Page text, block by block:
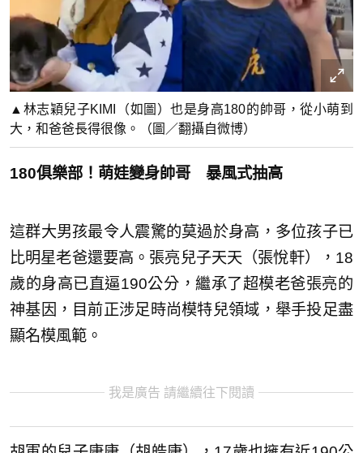
▲林志穎兒子KIMI（如圖）也是身高180的帥哥，從小萌到
大，和爸爸長得很像。（圖／翻攝自微博）
180俱樂部！萌娃變身帥哥 暴風式抽高
這群大男孩最令人震驚的莫過於身高，多位孩子已
比明星老爸還要高。張亮兒子天天（張悅軒），18
歲的身高已直逼190公分，繼承了超模老爸張亮的
神基因，目前正涉足時尚模特兒領域，舉手投足盡
顯名模風範。
我是廣告 請繼續往下閱讀